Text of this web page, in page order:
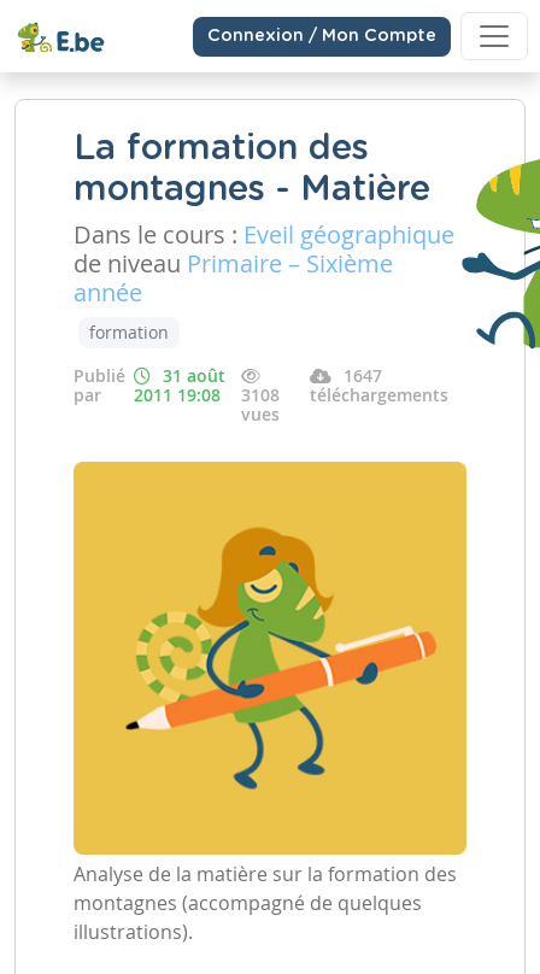
Connexion / Mon Compte
La formation des
montagnes - Matière
Dans le cours : Eveil géographique
de niveau Primaire – Sixième
année
formation
Publié
par
31 août
2011 19:08
3108
vues
1647
téléchargements
Analyse de la matière sur la formation des
montagnes (accompagné de quelques
illustrations).